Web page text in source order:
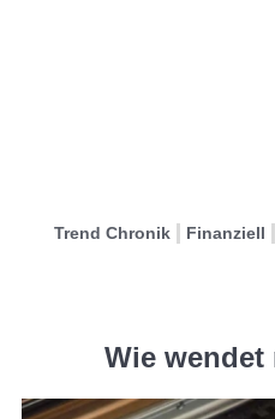
Trend Chronik Finanziell
Wie wendet